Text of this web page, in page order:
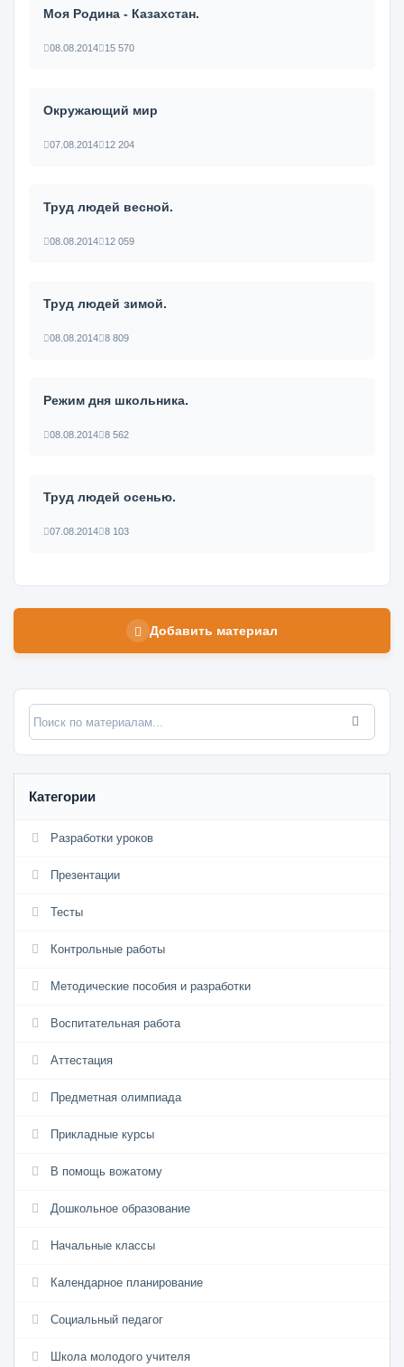
Моя Родина - Казахстан.
08.08.2014 15 570
Окружающий мир
07.08.2014 12 204
Труд людей весной.
08.08.2014 12 059
Труд людей зимой.
08.08.2014 8 809
Режим дня школьника.
08.08.2014 8 562
Труд людей осенью.
07.08.2014 8 103
Добавить материал
Категории
Разработки уроков
Презентации
Тесты
Контрольные работы
Методические пособия и разработки
Воспитательная работа
Аттестация
Предметная олимпиада
Прикладные курсы
В помощь вожатому
Дошкольное образование
Начальные классы
Календарное планирование
Социальный педагог
Школа молодого учителя